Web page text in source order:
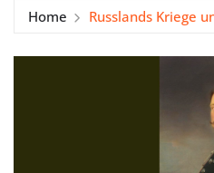
Home Russlands Kriege